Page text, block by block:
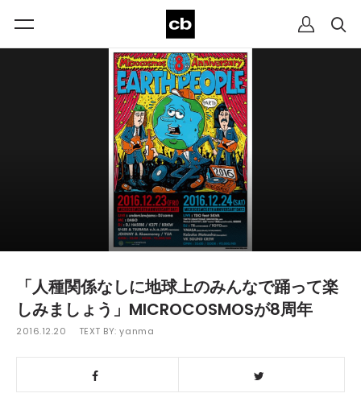
「人種関係なしに地球上のみんなで踊って楽
しみましょう」MICROCOSMOSが8周年
2016.12.20 TEXT BY:yanma